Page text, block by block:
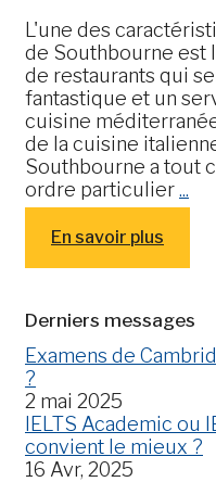
L'une des
de Southbourne est
de restaurants qui
fantastique et un
cuisine
de la cuisine
Southbourne a tout
ordre particulier...
En savoir plus
Derniers messages
Examens de
?
2 mai 2025
IELTS Academic ou
convient le mieux ?
16 Avr, 2025